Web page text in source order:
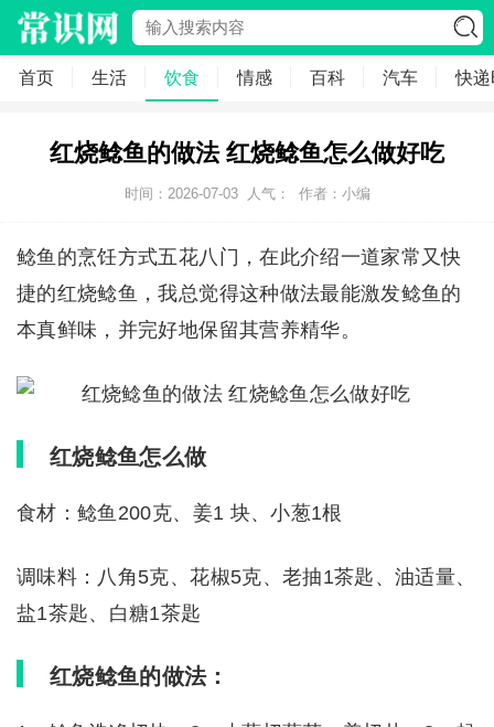
首页 生活 饮食 情感 百科 汽车 快
红烧鲶鱼的做法 红烧鲶鱼怎么做好吃
时间：2026-07-03 人气： 作者：小编
鲶鱼的烹饪方式五花八门，在此介绍一道家常又快
捷的红烧鲶鱼，我总觉得这种做法最能激发鲶鱼的
本真鲜味，并完好地保留其营养精华。
红烧鲶鱼怎么做
食材：鲶鱼200克、姜1 块、小葱1根
调味料：八角5克、花椒5克、老抽1茶匙、油适量、
盐1茶匙、白糖1茶匙
红烧鲶鱼的做法：